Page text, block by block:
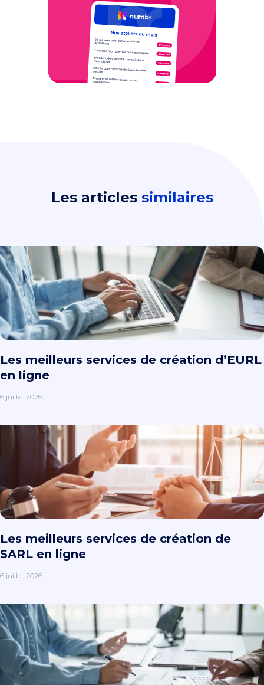
Les articles similaires
Les meilleurs services de création d’EURL
en ligne
6 juillet 2026
Les meilleurs services de création de
SARL en ligne
6 juillet 2026